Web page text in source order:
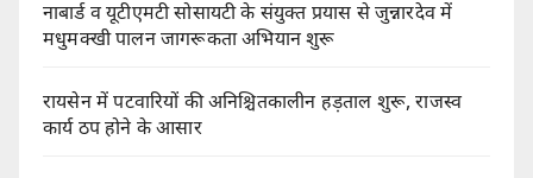
नाबार्ड व यूटीएमटी सोसायटी के संयुक्त प्रयास से जुन्नारदेव में
मधुमक्खी पालन जागरूकता अभियान शुरू
रायसेन में पटवारियों की अनिश्चितकालीन हड़ताल शुरू, राजस्व
कार्य ठप होने के आसार